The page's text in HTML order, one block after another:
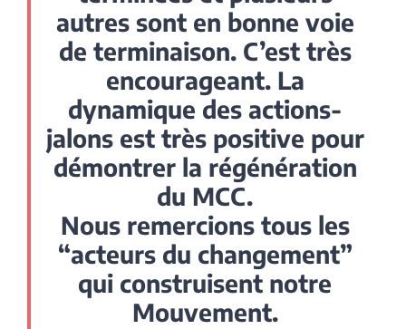
autres sont en bonne voie
de terminaison. C’est très
encourageant. La
dynamique des actions-
jalons est très positive pour
démontrer la régénération
du MCC.
Nous remercions tous les
“acteurs du changement”
qui construisent notre
Mouvement.